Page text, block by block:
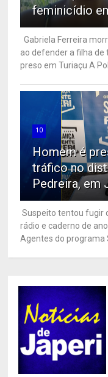
feminicídio
Gabriela Ferreira
ao defender a filha
preso em Turiaçu A
10
Homem é
tráfico no
Pedreira, em
Suspeito tentou fugir
rádio e caderno de
Agentes do programa